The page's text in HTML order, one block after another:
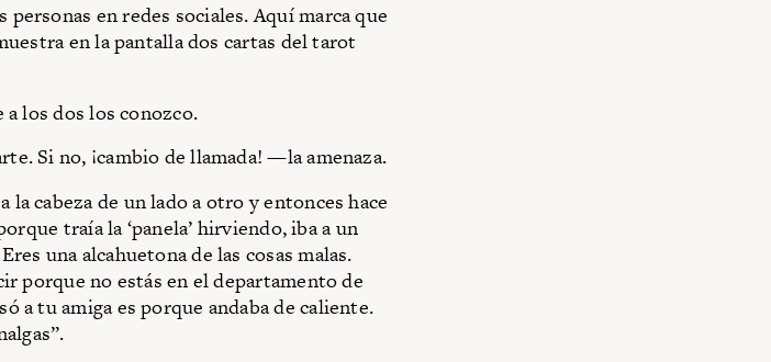
en redes sociales. Aquí marca que
en la pantalla dos cartas del tarot
los dos los conozco.
Si no, ¡cambio de llamada! —la amenaza.
cabeza de un lado a otro y entonces hace
traía la ‘panela’ hirviendo, iba a un
una alcahuetona de las cosas malas.
porque no estás en el departamento de
a tu amiga es porque andaba de caliente.